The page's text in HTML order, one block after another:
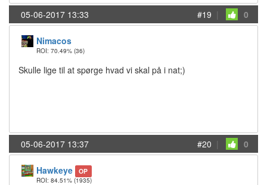
05-06-2017 13:33 #19 | 0
Nimacos
ROI: 70.49% (36)
Skulle lige til at spørge hvad vi skal på i nat;)
05-06-2017 13:37 #20 | 0
Hawkeye OP
ROI: 84.51% (1935)